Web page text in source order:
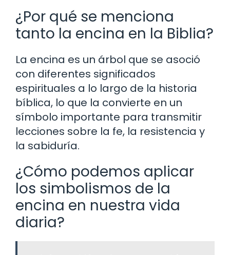
¿Por qué se menciona
tanto la encina en la Biblia?
La encina es un árbol que se asoció
con diferentes significados
espirituales a lo largo de la historia
bíblica, lo que la convierte en un
símbolo importante para transmitir
lecciones sobre la fe, la resistencia y
la sabiduría.
¿Cómo podemos aplicar
los simbolismos de la
encina en nuestra vida
diaria?